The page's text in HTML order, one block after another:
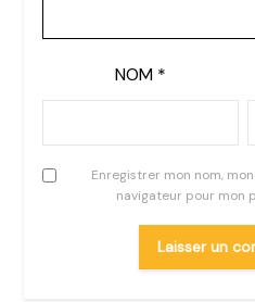
NOM *
Enregistrer mon nom,
navigateur pour mon